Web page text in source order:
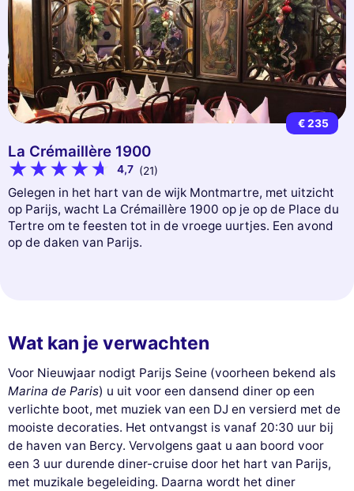
€ 235
La Crémaillère 1900
4,7 (21)
Gelegen in het hart van de wijk Montmartre, met uitzicht
op Parijs, wacht La Crémaillère 1900 op je op de Place du
Tertre om te feesten tot in de vroege uurtjes. Een avond
op de daken van Parijs.
Wat kan je verwachten
Voor Nieuwjaar nodigt Parijs Seine (voorheen bekend als
Marina de Paris) u uit voor een dansend diner op een
verlichte boot, met muziek van een DJ en versierd met de
mooiste decoraties. Het ontvangst is vanaf 20:30 uur bij
de haven van Bercy. Vervolgens gaat u aan boord voor
een 3 uur durende diner-cruise door het hart van Parijs,
met muzikale begeleiding. Daarna wordt het diner